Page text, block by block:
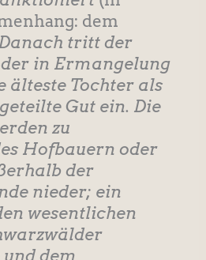
dem
tritt der
in Ermangelung
älteste Tochter als
Gut ein. Die
zu
Hofbauern oder
der
nieder; ein
wesentlichen
dem